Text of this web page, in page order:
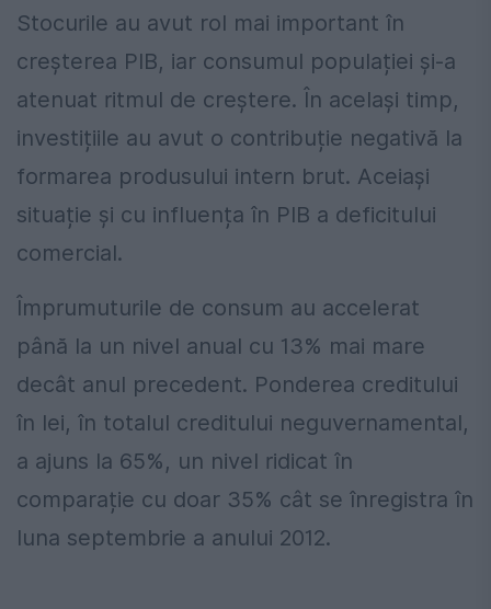
Stocurile au avut rol mai important în
creșterea PIB, iar consumul populației și-a
atenuat ritmul de creștere. În același timp,
investițiile au avut o contribuție negativă la
formarea produsului intern brut. Aceiași
situație și cu influența în PIB a deficitului
comercial.
Împrumuturile de consum au accelerat
până la un nivel anual cu 13% mai mare
decât anul precedent. Ponderea creditului
în lei, în totalul creditului neguvernamental,
a ajuns la 65%, un nivel ridicat în
comparație cu doar 35% cât se înregistra în
luna septembrie a anului 2012.